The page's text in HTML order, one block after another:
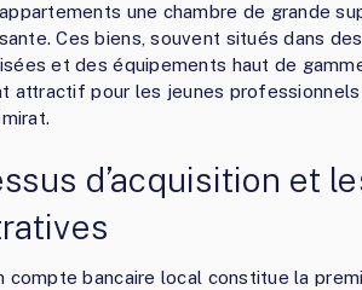
une chambre de grande
Ces biens, souvent situés dans
et des équipements haut de
attractif pour les jeunes
d’acquisition et
compte bancaire local constitue la